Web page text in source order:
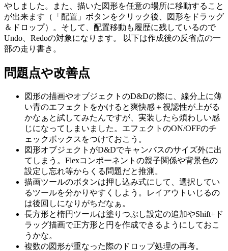
やしました。また、描いた図形を任意の場所に移動すること
が出来ます（「配置」ボタンをクリック後、図形をドラッグ
＆ドロップ）。そして、配置移動も履歴に残しているので
Undo、Redoの対象になります。 以下は作成後の反省点の一
部の走り書き。
問題点や改善点
図形の描画やオブジェクトのD&Dの際に、線分上に薄
い青のエフェクトをかけると爽快感＋視認性が上がる
かなぁと試してみたんですが、実装したら煩わしい感
じになってしまいました。エフェクトのON/OFFのチ
ェックボックスをつけておこう。
図形オブジェクトがD&Dでキャンバスのサイズ外に出
てしまう。Flexコンポーネントの親子関係や背景色の
設定し忘れ等からくる問題だと推測。
描画ツールのボタンは押し込み式にして、選択してい
るツールを分かりやすくしよう。レイアウトいじるの
は後回しになりがちだなぁ。
長方形と楕円ツールは塗りつぶし設定の追加やShift+ド
ラッグ描画で正方形と円を作成できるようにしておこ
うかな。
複数の図形が重なった際のドロップ処理の再考。